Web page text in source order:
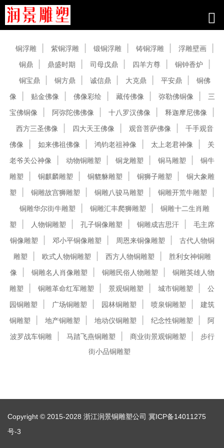
铜浮雕 紫铜浮雕 锻铜浮雕 铸铜浮雕
浮雕壁画
铜鼎
鼎盛时期 司母戊鼎 四羊方尊
铜钟香炉
铜宝鼎
铜方鼎 诚信鼎 大克鼎 平安鼎
铜佛
像
贴金佛像 佛像彩绘 藏传佛像 弥勒佛铜像
三
宝佛铜像
阿弥陀佛佛像 十八罗汉佛像
释迦摩尼佛像
西方三圣佛像
四大天王佛像 观音菩萨佛像
千手观音
佛像
如来佛祖佛像 鸿钧老祖神像 太上老君神像
关
老爷关公神像
动物铜雕塑 铜龙雕塑 铜马雕塑
铜牛
雕塑
铜麒麟雕塑 铜貔貅雕塑 铜狮子雕塑
铜大象雕
塑
铜雕故宫狮雕塑 铜雕八骏马雕塑
铜雕开荒牛雕塑
铜雕华尔街牛雕塑
铜雕汇丰爬狮雕塑
铜雕十二生肖雕
塑
人物铜雕塑 孔子铜像雕塑 铜雕成吉思汗
毛主席
铜像雕塑
邓小平铜像雕塑 周恩来铜像雕塑
古代人物铜
雕塑
欧式人物铜雕塑 西方人物铜雕塑
胜利女神铜雕
像
铜雕名人肖像雕塑 铜雕民俗人物雕塑
铜雕英雄人物
雕塑
铜雕革命红军雕塑 景观铜雕塑 城市铜雕塑
公
园铜雕塑
广场铜雕塑 园林铜雕塑 喷泉铜雕塑
建筑
铜雕塑
地产铜雕塑 地动仪铜雕塑 纪念性铜雕塑
阿
波罗战车铜雕
马踏飞燕铜雕塑 商业街景观铜雕塑
步行
街小品铜雕塑
Copyright © 2015-2028 浙江润景铜雕塑公司 冀ICP备14011275
号-3